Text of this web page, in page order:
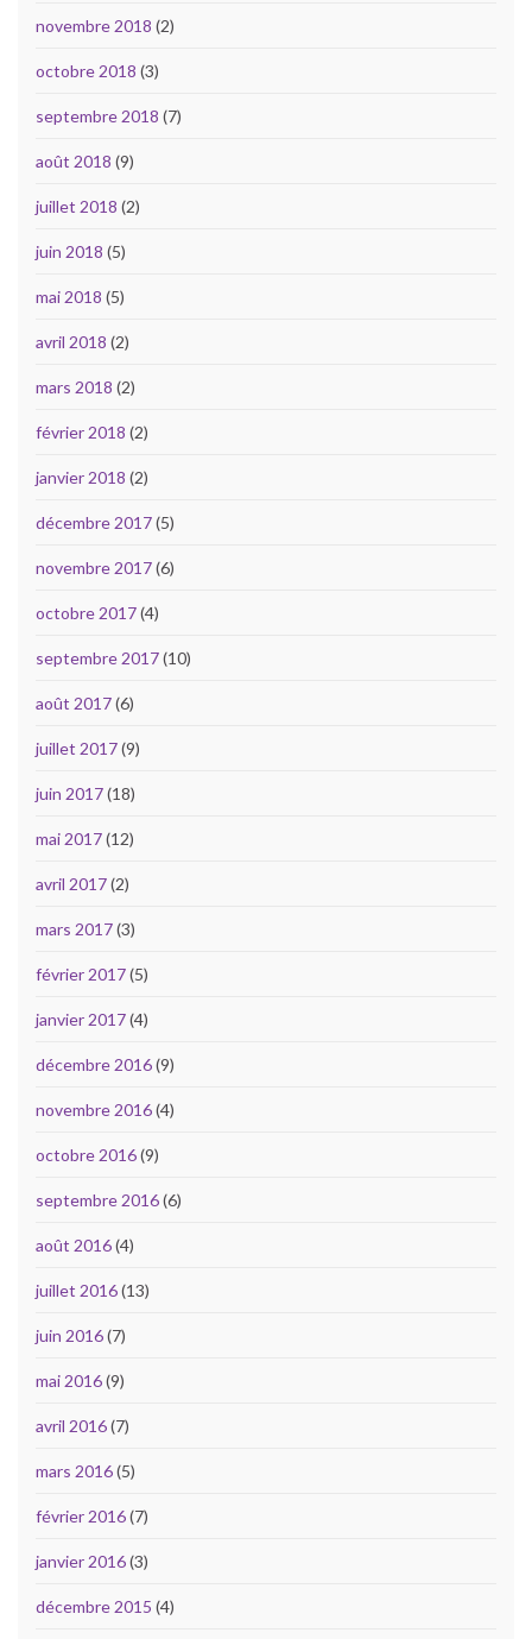
novembre 2018 (2)
octobre 2018 (3)
septembre 2018 (7)
août 2018 (9)
juillet 2018 (2)
juin 2018 (5)
mai 2018 (5)
avril 2018 (2)
mars 2018 (2)
février 2018 (2)
janvier 2018 (2)
décembre 2017(5)
novembre 2017(6)
octobre 2017(4)
septembre 2017(10)
août 2017(6)
juillet 2017(9)
juin 2017(18)
mai 2017(12)
avril 2017(2)
mars 2017(3)
février 2017(5)
janvier 2017(4)
décembre 2016(9)
novembre 2016(4)
octobre 2016(9)
septembre 2016(6)
août 2016(4)
juillet 2016(13)
juin 2016(7)
mai 2016(9)
avril 2016(7)
mars 2016(5)
février 2016(7)
janvier 2016(3)
décembre 2015 (4)